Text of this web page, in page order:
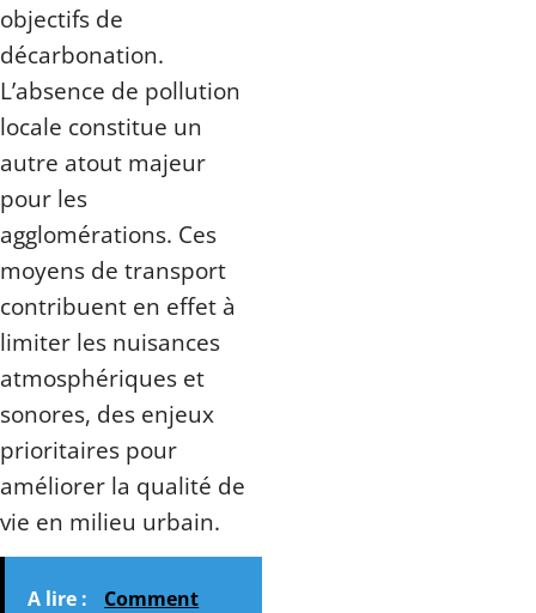
objectifs de
décarbonation.
L’absence de pollution
locale constitue un
autre atout majeur
pour les
agglomérations. Ces
moyens de transport
contribuent en effet à
limiter les nuisances
atmosphériques et
sonores, des enjeux
prioritaires pour
améliorer la qualité de
vie en milieu urbain.
A lire :
Comment